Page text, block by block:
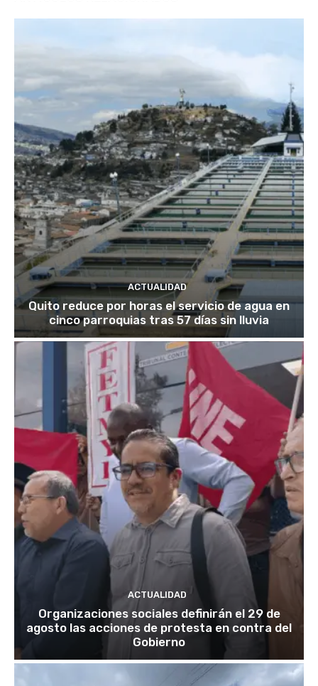
ACTUALIDAD
Quito reduce por horas el servicio de agua en
cinco parroquias tras 57 días sin lluvia
ACTUALIDAD
Organizaciones sociales definirán el 29 de
agosto las acciones de protesta en contra del
Gobierno